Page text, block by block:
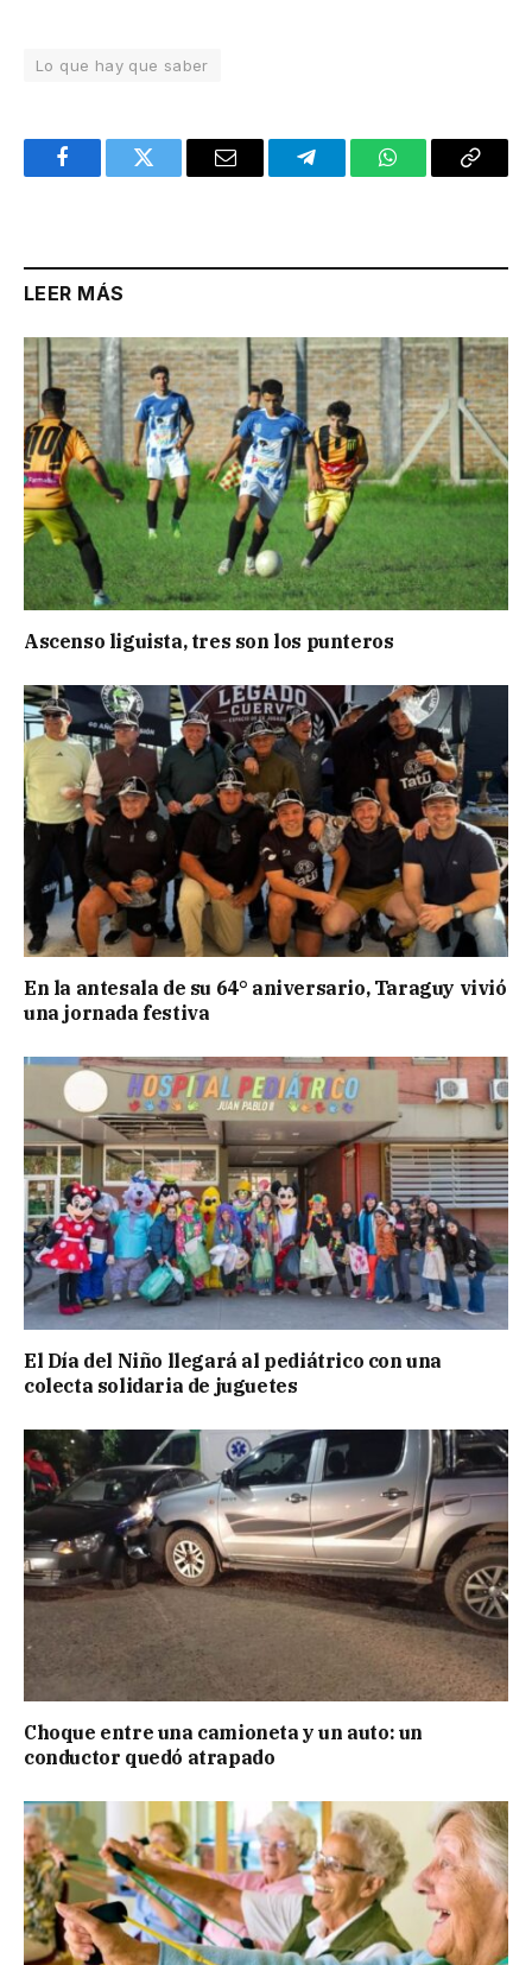
Lo que hay que saber
FacebookTwitter Email TelegramWhatsAppCopy
LEER MÁS
Ascenso liguista, tres son los punteros
En la antesala de su 64° aniversario, Taraguy vivió
una jornada festiva
El Día del Niño llegará al pediátrico con una
colecta solidaria de juguetes
Choque entre una camioneta y un auto: un
conductor quedó atrapado